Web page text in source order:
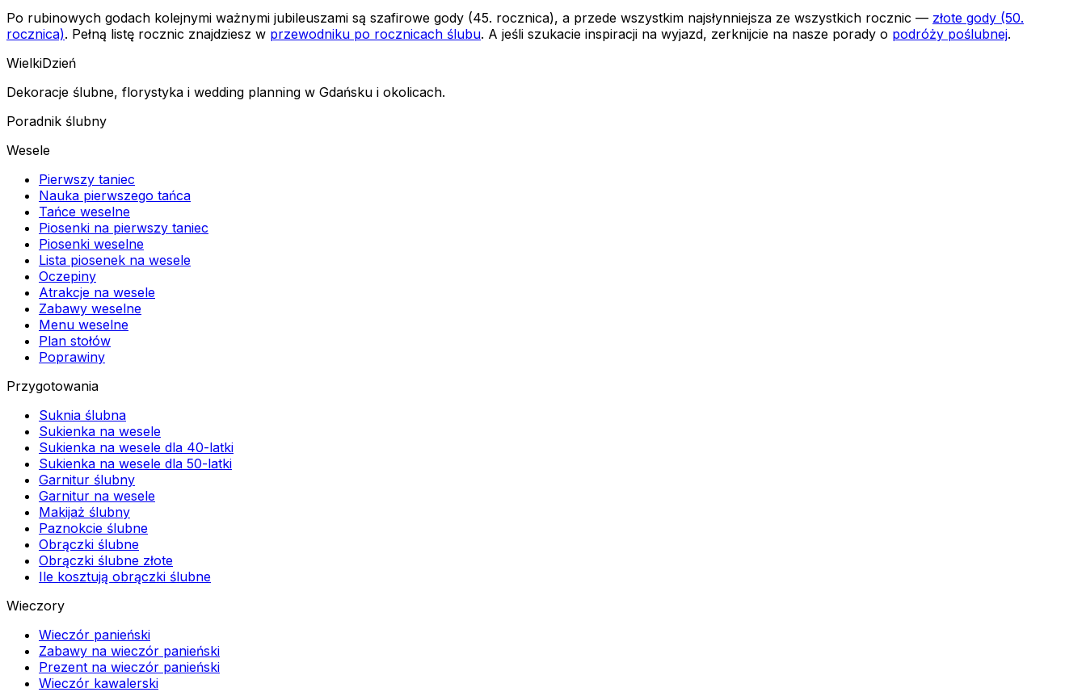
Po rubinowych godach kolejnymi ważnymi jubileuszami są szafirowe gody (45. rocznica), a przede wszystkim najsłynniejsza ze wszystkich rocznic — złote gody (50.
rocznica). Pełną listę rocznic znajdziesz w przewodniku po rocznicach ślubu. A jeśli szukacie inspiracji na wyjazd, zerknijcie na nasze porady o podróży poślubnej.
WielkiDzień
Dekoracje ślubne, florystyka i wedding planning w Gdańsku i okolicach.
Poradnik ślubny
Wesele
Pierwszy taniec
Nauka pierwszego tańca
Tańce weselne
Piosenki na pierwszy taniec
Piosenki weselne
Lista piosenek na wesele
Oczepiny
Atrakcje na wesele
Zabawy weselne
Menu weselne
Plan stołów
Poprawiny
Przygotowania
Suknia ślubna
Sukienka na wesele
Sukienka na wesele dla 40-latki
Sukienka na wesele dla 50-latki
Garnitur ślubny
Garnitur na wesele
Makijaż ślubny
Paznokcie ślubne
Obrączki ślubne
Obrączki ślubne złote
Ile kosztują obrączki ślubne
Wieczory
Wieczór panieński
Zabawy na wieczór panieński
Prezent na wieczór panieński
Wieczór kawalerski